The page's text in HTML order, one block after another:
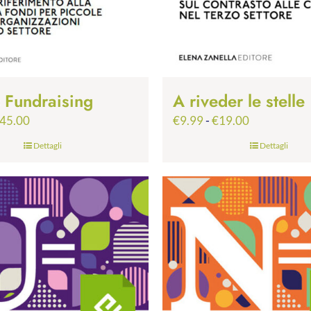
45.00Fascia
prezzo:
€24.99
a
€45.00
Dettagli
A riveder le stelle
€9.99-€19.00Fascia
prezzo:
€9.99
a
€19.00
Dettagli